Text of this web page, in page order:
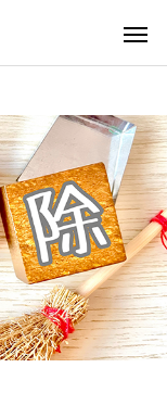
ハウスクリー
コラム
浴室のカビ対策は冬が
｜プロが教える日常で